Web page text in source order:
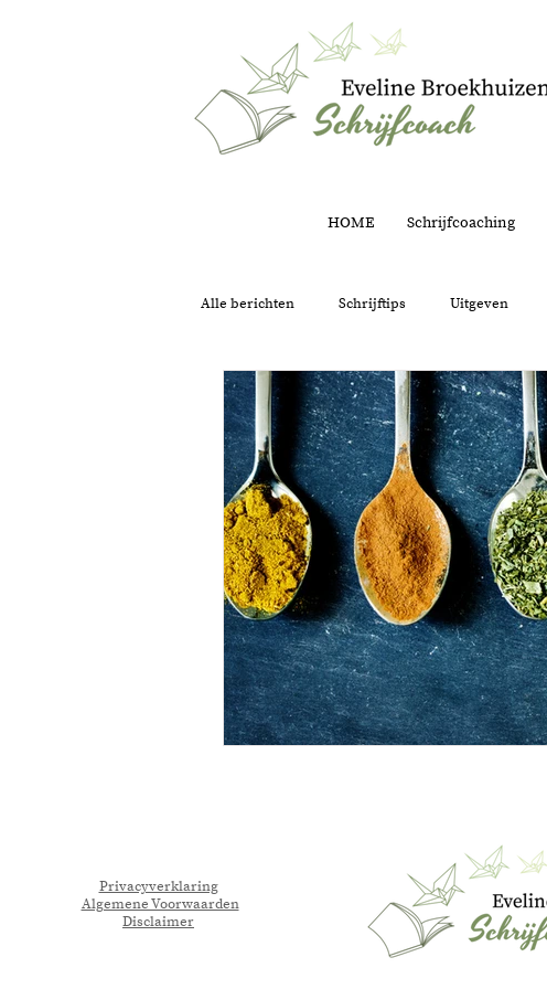
HOME Schrijfcoaching
Alle berichten Schrijftips Uitgeven
Structuur Intuïtie Ondernemen
Privacyverklaring
Algemene Voorwaarden
Disclaimer